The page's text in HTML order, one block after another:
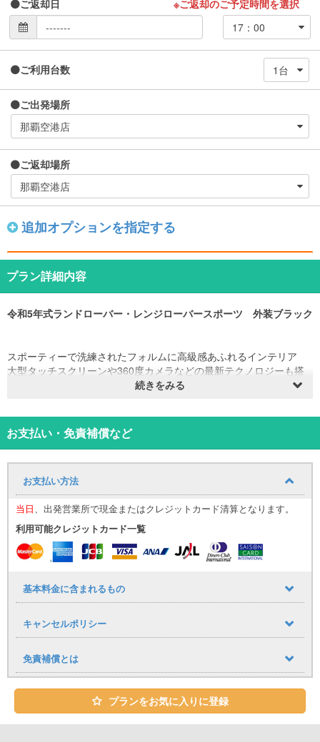
ご返却日 ※ご返却のご予定時間を選択
ご利用台数
ご出発場所
ご返却場所
追加オプションを指定する
プラン詳細内容
令和5年式ランドローバー・レンジローバースポーツ 外装ブラック
スポーティーで洗練されたフォルムに高級感あふれるインテリア
大型タッチスクリーンや360度カメラなどの最新テクノロジーも搭
心のこもったおもてなしで、お客様をお迎え致します。
★ユニバースレンタカーをご利用のお客様への嬉しいサービス
・ETC、カーナビ、全車標準装備！
・タクシー送迎サービス
下さい。
空港から店舗までの直送のみ料金をお支払致します。
レンタカーご予約１台につきタクシー１台分返金（５名様以上の場
合はジャンボタクシーをご利用ください。）
※タクシー複数台でご来店の場合、２台目以降のタクシー代はご返金
致しかねます。
タクシーに空車がない場合は店舗までご連絡ください。
お帰りの際は当店送迎車両にて送迎させていただいております。
続きをみる
お支払い・免責補償など
お支払い方法
当日、出発営業所で現金またはクレジットカード清算となります。
利用可能クレジットカード一覧
基本料金に含まれるもの
キャンセルポリシー
免責補償とは
プランをお気に入りに登録